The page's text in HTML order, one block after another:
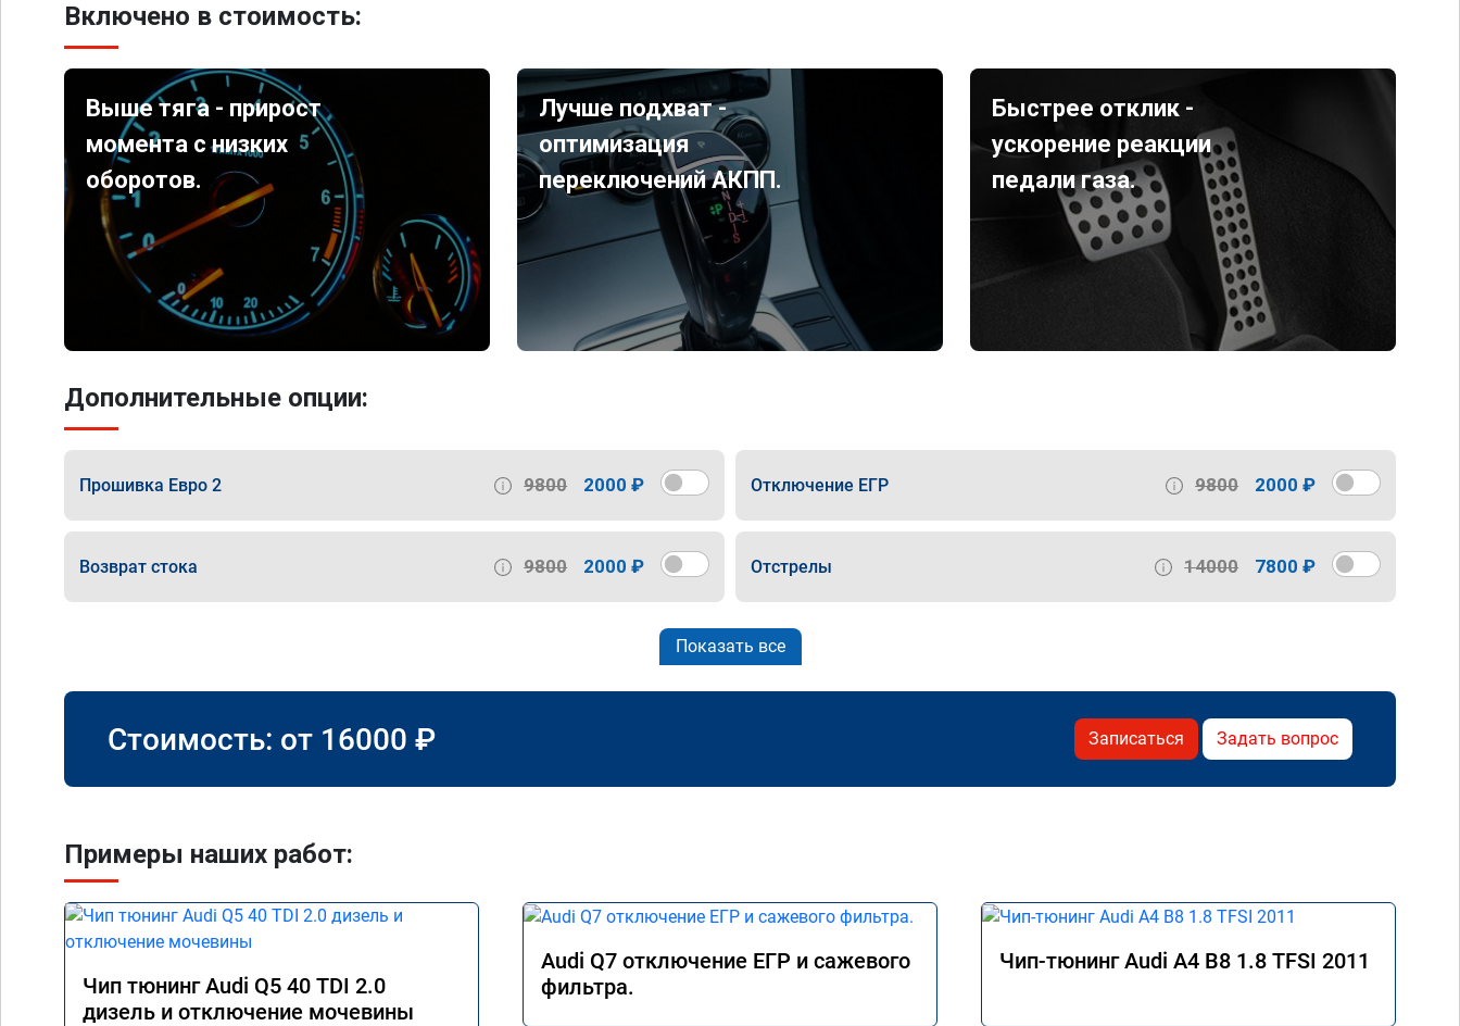
Включено в стоимость:
Выше тяга - прирост
момента с низких
оборотов.
Лучше подхват -
оптимизация
переключений АКПП.
Быстрее отклик -
ускорение реакции
педали газа.
Дополнительные опции:
Прошивка Евро 2 9800 2000 ₽ Отключение ЕГР 9800 2000 ₽
Возврат стока 9800 2000 ₽ Отстрелы 14000 7800 ₽
Показать все
Стоимость: от 16000 ₽ Записаться Задать вопрос
Примеры наших работ:
Чип тюнинг Audi Q5 40 TDI 2.0
дизель и отключение мочевины
Audi Q7 отключение ЕГР и сажевого
фильтра.
Чип-тюнинг Audi A4 B8 1.8 TFSI 2011